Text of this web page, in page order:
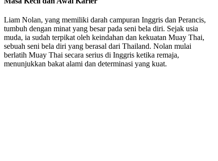
Liam Nolan, yang memiliki darah campuran Inggris dan Perancis,
tumbuh dengan minat yang besar pada seni bela diri. Sejak usia
muda, ia sudah terpikat oleh keindahan dan kekuatan Muay Thai,
sebuah seni bela diri yang berasal dari Thailand. Nolan mulai
berlatih Muay Thai secara serius di Inggris ketika remaja,
menunjukkan bakat alami dan determinasi yang kuat.